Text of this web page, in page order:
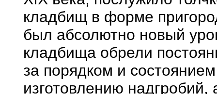
кладбищ в форме
был абсолютно новый
кладбища обрели
за порядком и
изготовлению